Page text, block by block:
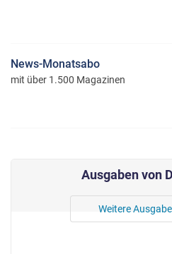
News-Monatsabo
mit über 1.500 Magazinen
Ausgaben von
Weitere